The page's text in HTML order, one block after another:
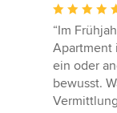
Bewertung:
5
von
5
Sternen
“Im
Apartment
ein oder
bewusst.